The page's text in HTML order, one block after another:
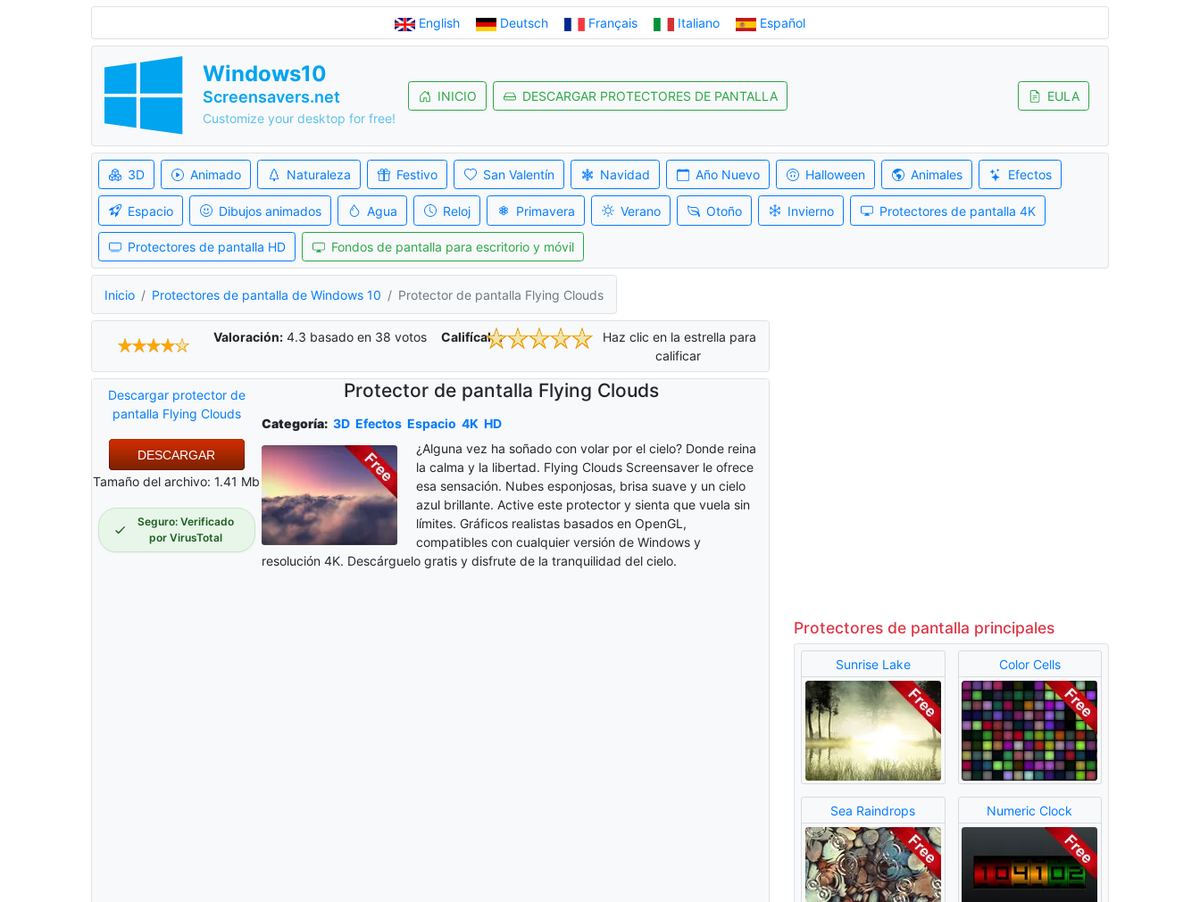
English Deutsch Français Italiano Español
Windows10
Screensavers.net
Customize your desktop for free!
INICIO DESCARGAR PROTECTORES DE PANTALLA EULA
3D Animado Naturaleza Festivo San Valentín Navidad Año Nuevo Halloween Animales Efectos
Espacio Dibujos animados Agua Reloj Primavera Verano Otoño Invierno Protectores de pantalla 4K
Protectores de pantalla HD Fondos de pantalla para escritorio y móvil
Inicio Protectores de pantalla de Windows 10 Protector de pantalla Flying Clouds
Valoración: 4.3 basado en 38 votos Califícalo:
Haz clic en la estrella para
calificar
Descargar protector de
pantalla Flying Clouds
DESCARGAR
Tamaño del archivo: 1.41 Mb
Seguro: Verificado
por VirusTotal
Protector de pantalla Flying Clouds
Categoría: 3D Efectos Espacio 4K HD
¿Alguna vez ha soñado con volar por el cielo? Donde reina
la calma y la libertad. Flying Clouds Screensaver le ofrece
esa sensación. Nubes esponjosas, brisa suave y un cielo
azul brillante. Active este protector y sienta que vuela sin
límites. Gráficos realistas basados en OpenGL,
compatibles con cualquier versión de Windows y
resolución 4K. Descárguelo gratis y disfrute de la tranquilidad del cielo.
Protectores de pantalla principales
Sunrise Lake Color Cells
Sea Raindrops Numeric Clock